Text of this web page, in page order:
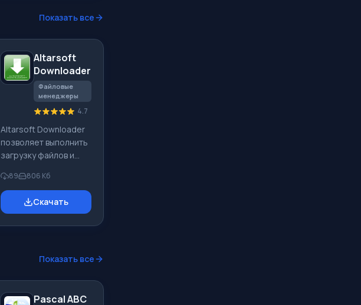
Показать все
Altarsoft
Downloader
Файловые
менеджеры
4.7
Altarsoft Downloader
позволяет выполнить
загрузку файлов и
разрыве соединения
или перезапуске
программы файлы
соединения.
позволяет выбирать
количество закачек,
89 806 Kб
Скачать
Показать все
Pascal ABC